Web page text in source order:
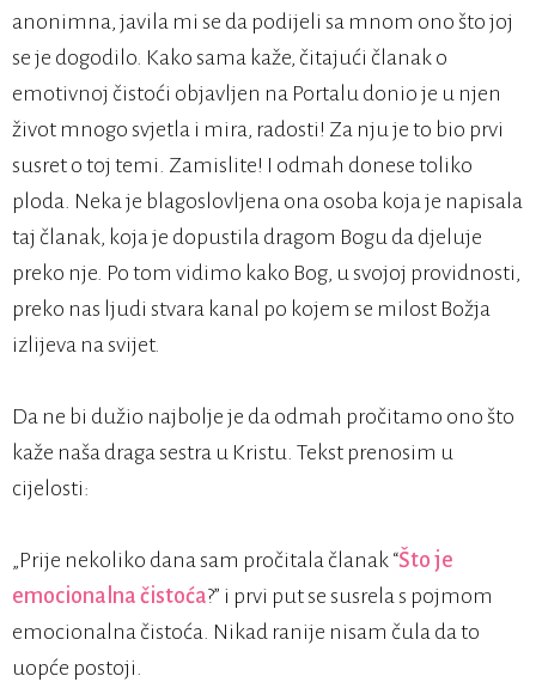
anonimna, javila mi se da podijeli sa mnom ono što joj
se je dogodilo. Kako sama kaže, čitajući članak o
emotivnoj čistoći objavljen na Portalu donio je u njen
život mnogo svjetla i mira, radosti! Za nju je to bio prvi
susret o toj temi. Zamislite! I odmah donese toliko
ploda. Neka je blagoslovljena ona osoba koja je napisala
taj članak, koja je dopustila dragom Bogu da djeluje
preko nje. Po tom vidimo kako Bog, u svojoj providnosti,
preko nas ljudi stvara kanal po kojem se milost Božja
izlijeva na svijet.
Da ne bi dužio najbolje je da odmah pročitamo ono što
kaže naša draga sestra u Kristu. Tekst prenosim u
cijelosti:
„Prije nekoliko dana sam pročitala članak “Što je
emocionalna čistoća?” i prvi put se susrela s pojmom
emocionalna čistoća. Nikad ranije nisam čula da to
uopće postoji.